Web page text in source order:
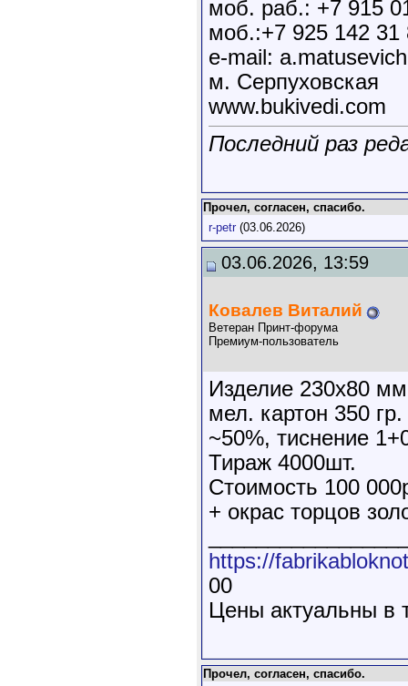
моб. раб.: +7 915
моб.:+7 925 142 31
e-mail:
м. Серпуховская
www.bukivedi.com
Последний раз
Прочел, согласен, спасибо.
r-petr (03.06.2026)
03.06.2026, 13:59
Ковалев Виталий
Ветеран Принт-форума
Премиум-пользователь
Изделие 230х80
мел. картон 350
~50%, тиснение
Тираж 4000шт.
Стоимость 100
+ окрас торцов
https://
00
Цены актуальны в
Прочел, согласен, спасибо.